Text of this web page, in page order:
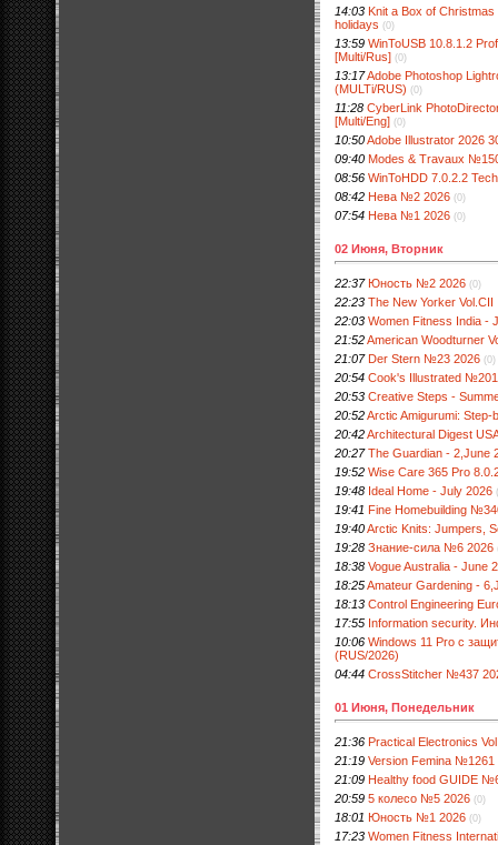
14:03 Knit a Box of
holidays (0)
13:59 WinToUSB 10.8.1.2
[Multi/Rus] (0)
13:17Adobe Photoshop
(MULTi/RUS) (0)
11:28 CyberLink
[Multi/Eng] (0)
10:50Adobe Illustrator 2026
09:40 Modes & Travaux
08:56 WinToHDD 7.0.2.2
08:42 Нева №2 2026 (0)
07:54 Нева №1 2026 (0)
02 Июня, Вторник
22:37 Юность №2 2026 (0)
22:23 The New Yorker
22:03 Women Fitness India -
21:52American Woodturner
21:07 Der Stern №23 2026 (0)
20:54 Cook's Illustrated
20:53 Creative Steps -
20:52Arctic Amigurumi:
20:42Architectural Digest
20:27 The Guardian - 2,June
19:52 Wise Care 365 Pro
19:48 Ideal Home - July 2026
19:41 Fine Homebuilding
19:40Arctic Knits: Jumpers,
19:28 Знание-сила №6 2026
18:38 Vogue Australia - June
18:25Amateur Gardening -
18:13 Control Engineering
17:55 Information security.
10:06 Windows 11 Pro с
(RUS/2026)
04:44 CrossStitcher №437
01 Июня, Понедельник
21:36 Practical Electronics
21:19 Version Femina №1261
21:09 Healthy food GUIDE
20:59 5 колесо №5 2026 (0)
18:01 Юность №1 2026 (0)
17:23 Women Fitness